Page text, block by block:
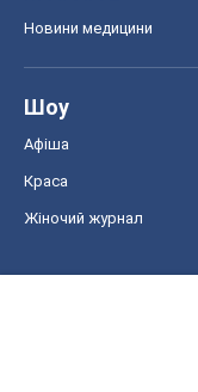
Новини медицини
Шоу
Афіша
Краса
Жіночий журнал